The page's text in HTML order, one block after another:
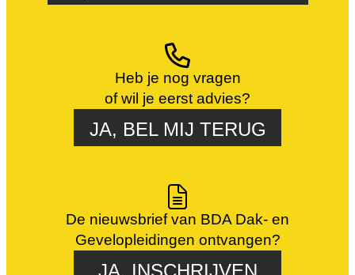
Heb je nog vragen
of wil je eerst advies?
JA, BEL MIJ TERUG
De nieuwsbrief van BDA Dak- en
Gevelopleidingen ontvangen?
JA, INSCHRIJVEN